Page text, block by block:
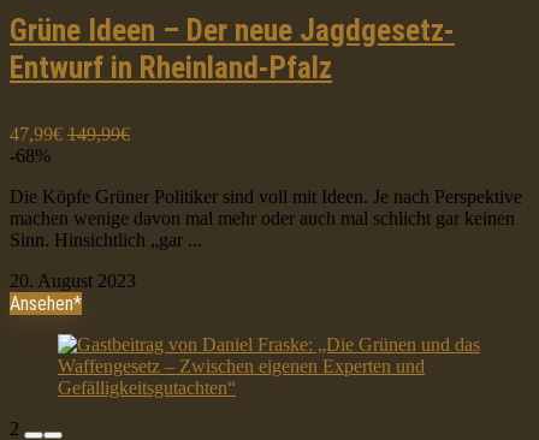
Grüne Ideen – Der neue Jagdgesetz-
Entwurf in Rheinland-Pfalz
47,99€ 149,99€
-68%
Die Köpfe Grüner Politiker sind voll mit Ideen. Je nach Perspektive
machen wenige davon mal mehr oder auch mal schlicht gar keinen
Sinn. Hinsichtlich „gar ...
20. August 2023
Ansehen*
2